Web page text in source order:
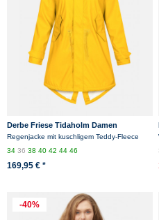
Derbe Friese Tidaholm Damen
Regenjacke Friesennerz Gelb
Regenjacke mit kuschligem Teddy-Fleece
34363840424446
169,95 € *
-40%